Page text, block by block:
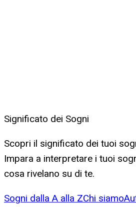
Significato dei Sogni
Scopri il significato dei tuoi
Impara a interpretare i tuoi
cosa rivelano su di te.
Sogni dalla A alla ZChi siamo